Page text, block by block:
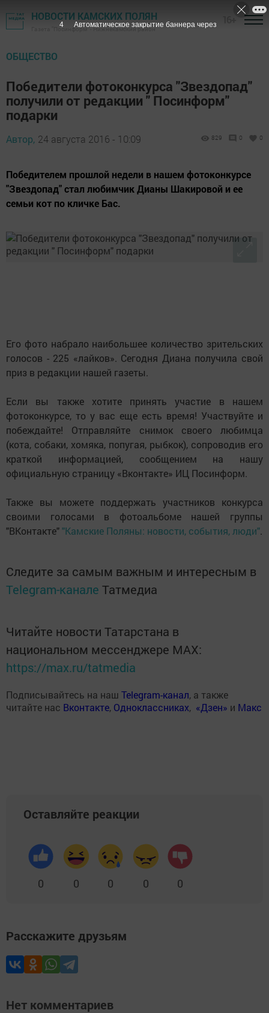
НОВОСТИ КАМСКИХ ПОЛЯН
Газета "Посинформ" - Нижнекамский район
ОБЩЕСТВО
Победители фотоконкурса "Звездопад"
получили от редакции " Посинформ"
подарки
Автор, 24 августа 2016 - 10:09 829 0 0
Победителем прошлой недели в нашем фотоконкурсе
"Звездопад" стал любимчик Дианы Шакировой и ее
семьи кот по кличке Бас.
Его фото набрало наибольшее количество зрительских
голосов - 225 «лайков». Сегодня Диана получила свой
приз в редакции нашей газеты.
Если вы также хотите принять участие в нашем
фотоконкурсе, то у вас еще есть время! Участвуйте и
побеждайте! Отправляйте снимок своего любимца
(кота, собаки, хомяка, попугая, рыбкок), сопроводив его
краткой информацией, сообщением на нашу
официальную страницу «Вконтакте» ИЦ Посинформ.
Также вы можете поддержать участников конкурса
своими голосами в фотоальбоме нашей группы
"ВКонтакте" "Камские Поляны: новости, события, люди".
Следите за самым важным и интересным в
Telegram-канале Татмедиа
Читайте новости Татарстана в
национальном мессенджере MАХ:
https://max.ru/tatmedia
Подписывайтесь на наш Telegram-канал, а также
читайте нас Вконтакте, Одноклассниках, «Дзен» и Макс
Оставляйте реакции
0 0 0 0 0
Расскажите друзьям
Нет комментариев
3 Автоматическое закрытие баннера через